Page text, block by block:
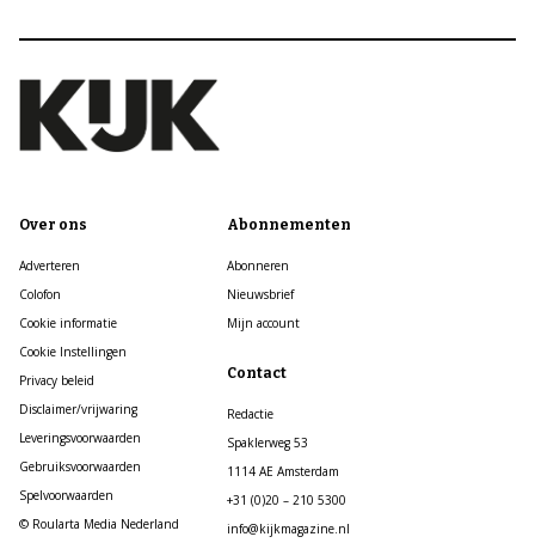
Over ons
Adverteren
Colofon
Cookie informatie
Cookie Instellingen
Privacy beleid
Disclaimer/vrijwaring
Leveringsvoorwaarden
Gebruiksvoorwaarden
Spelvoorwaarden
© Roularta Media Nederland
Abonnementen
Abonneren
Nieuwsbrief
Mijn account
Contact
Redactie
Spaklerweg 53
1114 AE Amsterdam
+31 (0)20 – 210 5300
info@kijkmagazine.nl